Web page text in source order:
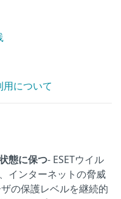
について
態に保つ- ESETウイル
インターネットの脅威
の保護レベルを継続的